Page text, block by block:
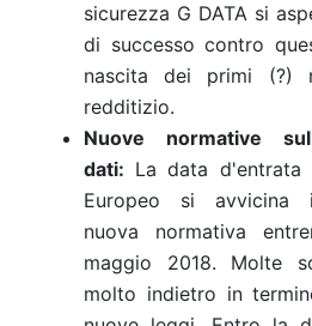
sicurezza G DATA si
di successo contro
nascita dei primi (?)
redditizio.
Nuove normative
dati: La data d'entrata
Europeo si avvicina
nuova normativa
maggio 2018. Molte
molto indietro in